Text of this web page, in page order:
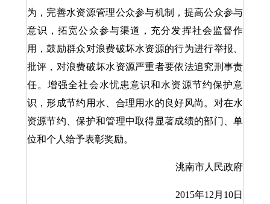
为，完善水资源管理公众参与机制，提高公众参与
意识，拓宽公众参与渠道，充分发挥社会监督作
用，鼓励群众对浪费破坏水资源的行为进行举报、
批评，对浪费破坏水资源严重者要依法追究刑事责
任。增强全社会水忧患意识和水资源节约保护意
识，形成节约用水、合理用水的良好风尚。对在水
资源节约、保护和管理中取得显著成绩的部门、单
位和个人给予表彰奖励。
洮南市人民政府
2015年12月10日